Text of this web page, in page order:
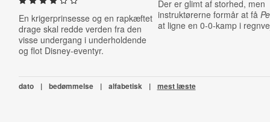
En krigerprinsesse og en rapkæftet
drage skal redde verden fra den
visse undergang i underholdende
og flot Disney-eventyr.
Der er glimt af storhed, men
instruktørerne formår at få
at ligne en 0-0-kamp i
dato | bedømmelse | alfabetisk | mest læste